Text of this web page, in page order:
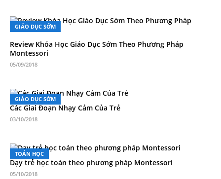
GIÁO DỤC SỚM
Review Khóa Học Giáo Dục Sớm Theo Phương Pháp
Montessori
05/09/2018
GIÁO DỤC SỚM
Các Giai Đoạn Nhạy Cảm Của Trẻ
03/10/2018
TOÁN HỌC
Dạy trẻ học toán theo phương pháp Montessori
05/10/2018